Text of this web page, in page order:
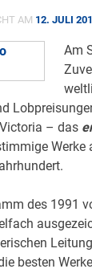
AM 12. JULI
Am
– das
Werke
des 1991
besten